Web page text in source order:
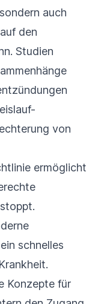
auch
den
Studien
von
ermöglicht
schnelles
Konzepte für